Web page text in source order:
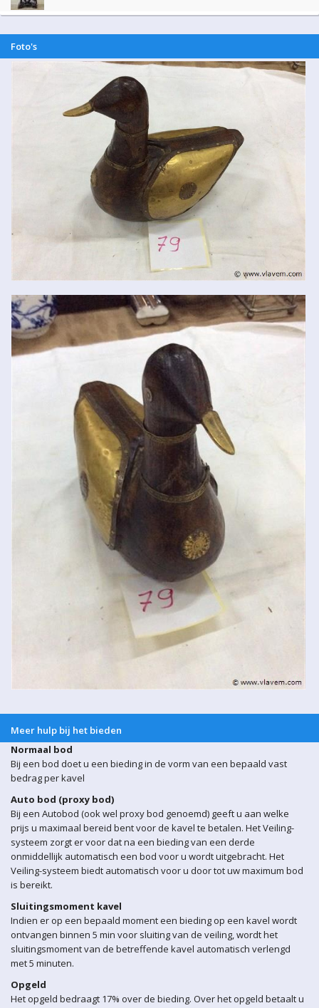
Foto's
Meer hulp bij het bieden
Normaal bod
Bij een bod doet u een bieding in de vorm van een bepaald vast
bedrag per kavel
Auto bod (proxy bod)
Bij een Autobod (ook wel proxy bod genoemd) geeft u aan welke
prijs u maximaal bereid bent voor de kavel te betalen. Het Veiling-
systeem zorgt er voor dat na een bieding van een derde
onmiddellijk automatisch een bod voor u wordt uitgebracht. Het
Veiling-systeem biedt automatisch voor u door tot uw maximum bod
is bereikt.
Sluitingsmoment kavel
Indien er op een bepaald moment een bieding op een kavel wordt
ontvangen binnen 5 min voor sluiting van de veiling, wordt het
sluitingsmoment van de betreffende kavel automatisch verlengd
met 5 minuten.
Opgeld
Het opgeld bedraagt 17% over de bieding. Over het opgeld betaalt u